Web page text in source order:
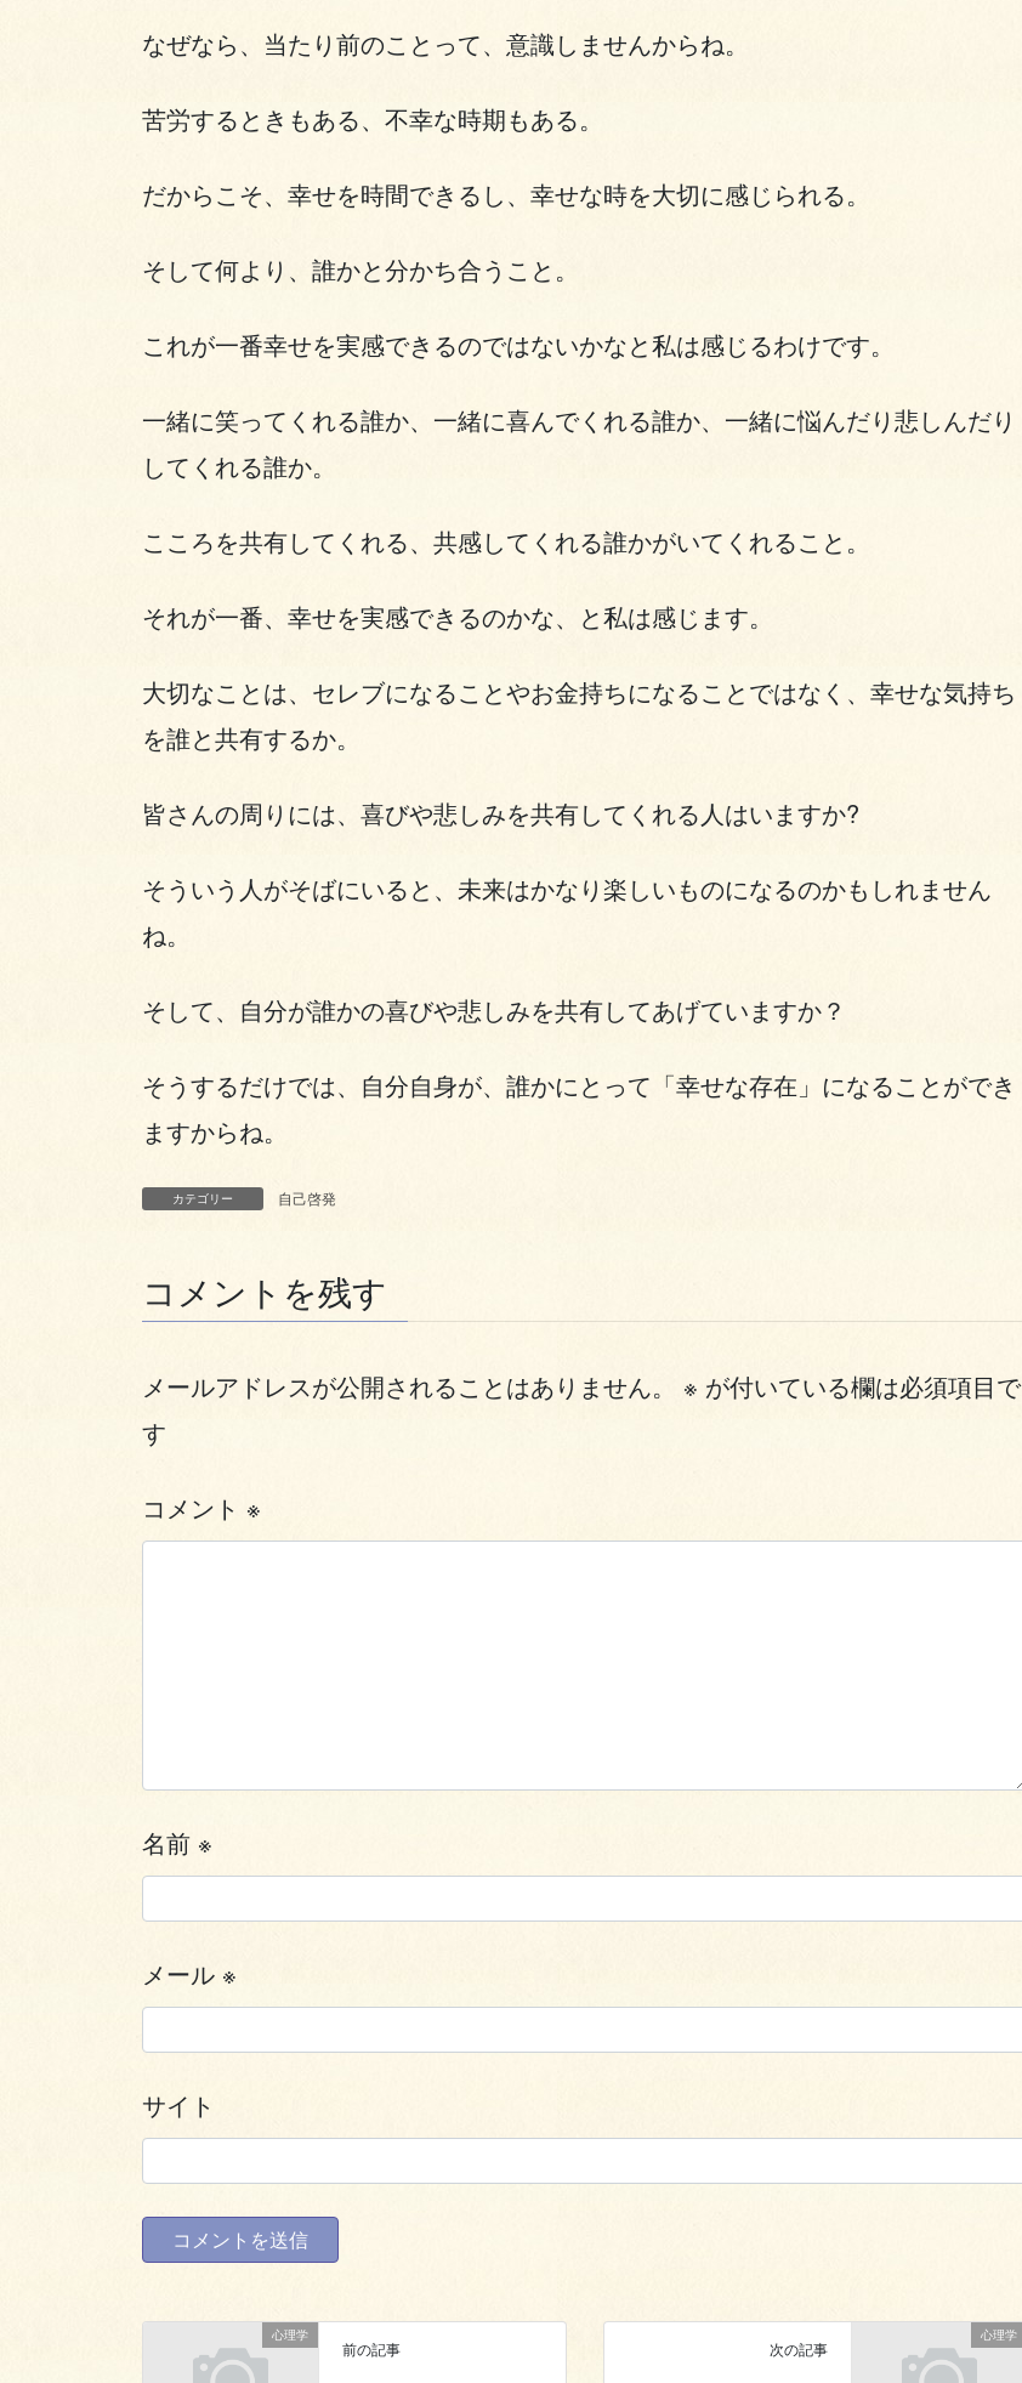
なぜなら、当たり前のことって、意識しませんからね。
苦労するときもある、不幸な時期もある。
だからこそ、幸せを時間できるし、幸せな時を大切に感じられる。
そして何より、誰かと分かち合うこと。
これが一番幸せを実感できるのではないかなと私は感じるわけです。
一緒に笑ってくれる誰か、一緒に喜んでくれる誰か、一緒に悩んだり悲しんだり
してくれる誰か。
こころを共有してくれる、共感してくれる誰かがいてくれること。
それが一番、幸せを実感できるのかな、と私は感じます。
大切なことは、セレブになることやお金持ちになることではなく、幸せな気持ち
を誰と共有するか。
皆さんの周りには、喜びや悲しみを共有してくれる人はいますか?
そういう人がそばにいると、未来はかなり楽しいものになるのかもしれません
ね。
そして、自分が誰かの喜びや悲しみを共有してあげていますか？
そうするだけでは、自分自身が、誰かにとって「幸せな存在」になることができ
ますからね。
カテゴリー 自己啓発
コメントを残す
メールアドレスが公開されることはありません。 ※ が付いている欄は必須項目で
す
コメント ※
名前 ※
メール ※
サイト
心理学
前の記事
心理学
次の記事